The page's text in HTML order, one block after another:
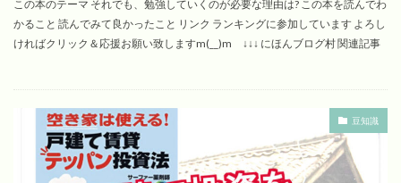
この本のテーマ それでも、勉強していくのが必要な理由は? この本を読んでわ
かること 読んでみて良かったこと リンク ランキングに参加しています よろし
ければクリック＆応援お願い致しますm(__)m ↓↓↓ にほんブログ村 関連記事
豆知識